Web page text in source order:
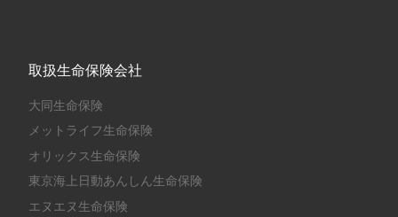
取扱生命保険会社
大同生命保険
メットライフ生命保険
オリックス生命保険
東京海上日動あんしん生命保険
エヌエヌ生命保険